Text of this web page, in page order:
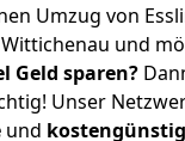
Umzug von
und
Geld sparen?
Unser
und